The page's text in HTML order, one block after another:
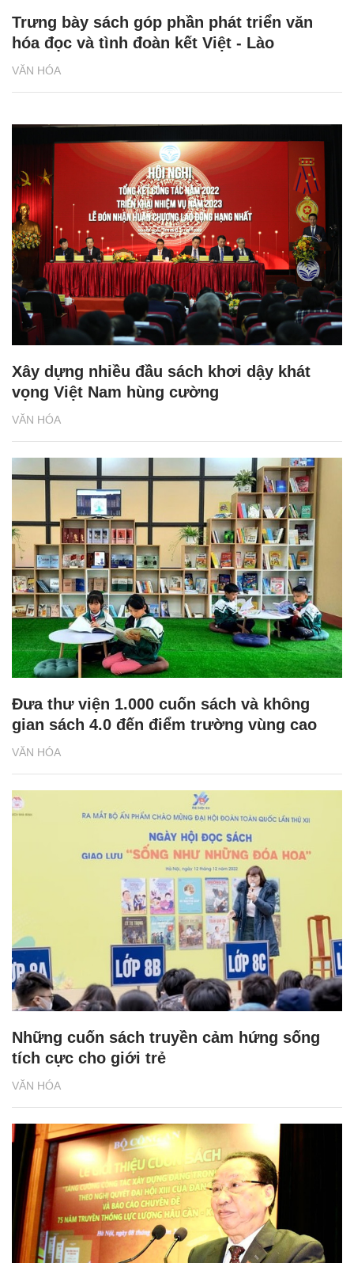
VĂN HÓA
Trưng bày sách góp phần phát triển văn
hóa đọc và tình đoàn kết Việt - Lào
VĂN HÓA
Xây dựng nhiều đầu sách khơi dậy khát
vọng Việt Nam hùng cường
VĂN HÓA
Đưa thư viện 1.000 cuốn sách và không
gian sách 4.0 đến điểm trường vùng cao
VĂN HÓA
Những cuốn sách truyền cảm hứng sống
tích cực cho giới trẻ